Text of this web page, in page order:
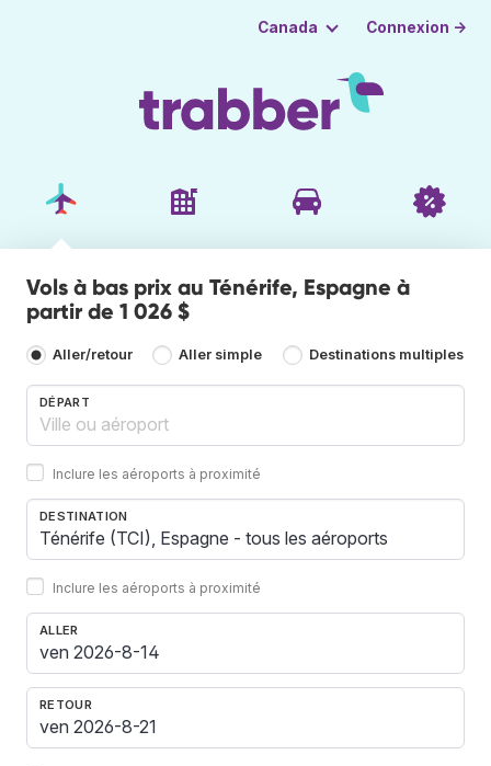
Canada Connexion →
Vols à bas prix au Ténérife, Espagne à
partir de 1 026 $
Aller/retour Aller simple Destinations multiples
DÉPART
Inclure les aéroports à proximité
DESTINATION
Inclure les aéroports à proximité
ALLER
RETOUR